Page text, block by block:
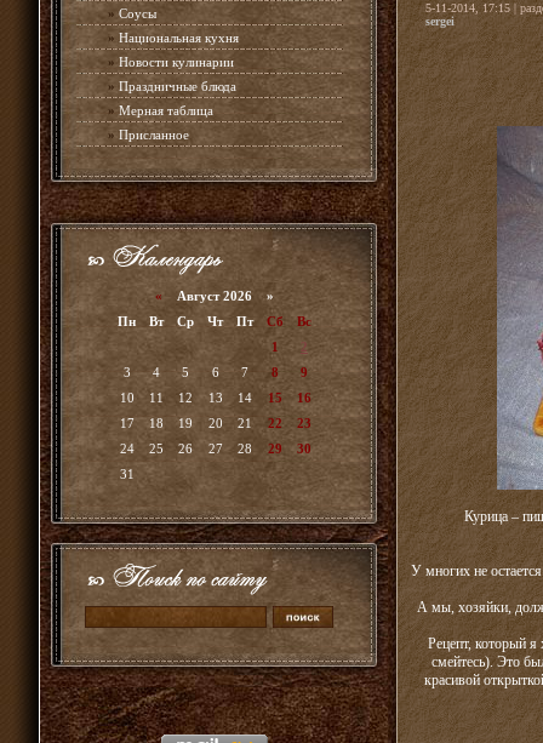
» Соусы
» Национальная кухня
» Новости кулинарии
» Праздничные блюда
» Мерная таблица
» Присланное
« Август 2026 »
Пн
Вт Ср Чт Пт Сб
Вс
1
2
3
4 5 6 7 8
9
10
11 12 13 14 15
16
17
18 19 20 21 22
23
24
25 26 27 28 29
30
31
5-11-2014, 17:15 |
sergei
Курица –
У многих не
А мы, хозяйки,
Рецепт, который я
смейтесь). Это
красивой